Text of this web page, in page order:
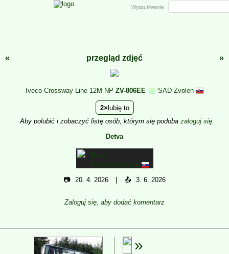
« przegląd zdjęć »
Iveco Crossway Line 12M NP ZV-806EE SAD Zvolen
2 lubię to
Aby polubić i zobaczyć listę osób, którym się podoba zaloguj się.
Detva
Balu
Rimavska Sobota
📷 20. 4. 2026 📤 3. 6. 2026
Zaloguj się, aby dodać komentarz
Wyszukiwanie